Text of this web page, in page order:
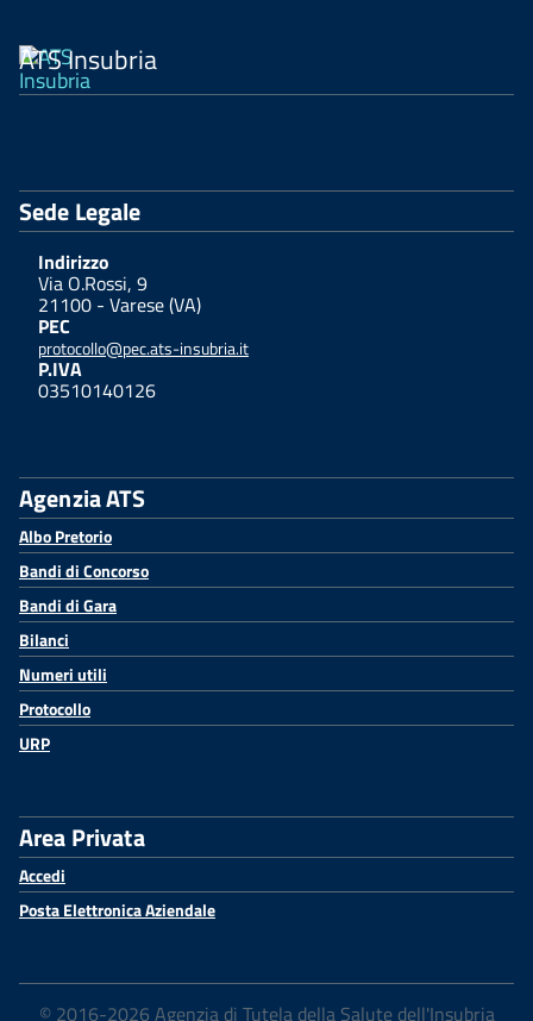
ATS Insubria
Sede Legale
Indirizzo
Via O.Rossi, 9
21100 - Varese (VA)
PEC
protocollo@pec.ats-insubria.it
P.IVA
03510140126
Agenzia ATS
Albo Pretorio
Bandi di Concorso
Bandi di Gara
Bilanci
Numeri utili
Protocollo
URP
Area Privata
Accedi
Posta Elettronica Aziendale
© 2016-2026 Agenzia di Tutela della Salute dell'Insubria